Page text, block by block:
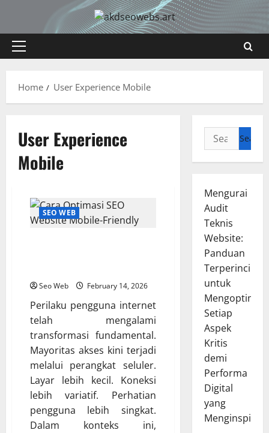
content
Primary
Home
User Experience Mobile
User Experience
Mobile
SEO WEB
Seo Web February 14, 2026
Perilaku pengguna internet
telah mengalami
transformasi fundamental.
Mayoritas akses kini terjadi
melalui perangkat seluler.
Layar lebih kecil. Koneksi
lebih variatif. Perhatian
pengguna lebih singkat.
Dalam konteks ini,
Search
for:
Mengurai
Audit
Teknis
Website:
Panduan
Terperinci
untuk
Setiap
Aspek
Kritis
demi
Performa
Digital
yang
Menginspirasi